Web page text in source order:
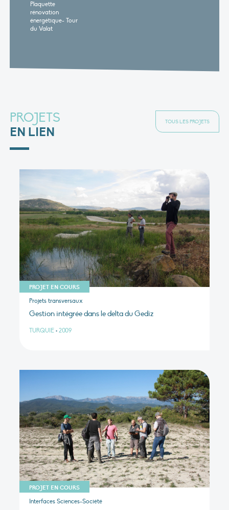
Plaquette
rénovation
énergétique- Tour
du Valat
PROJETS
EN LIEN
TOUS LES PROJETS
PROJET EN COURS
Projets transversaux
Gestion intégrée dans le delta du Gediz
TURQUIE • 2009
PROJET EN COURS
Interfaces Sciences-Société